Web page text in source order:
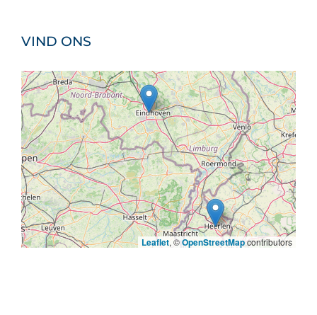
VIND ONS
Leaflet, ©OpenStreetMapcontributors